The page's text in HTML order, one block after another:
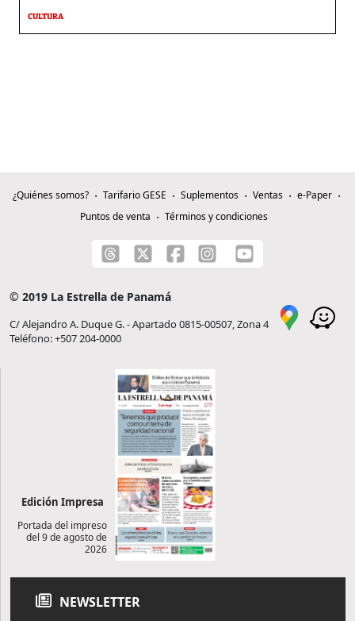
CULTURA
¿Quiénes somos? Tarifario GESE Suplementos Ventas
e-Paper
Puntos de venta
Términos y condiciones
© 2019 La Estrella de Panamá
C/ Alejandro A. Duque G. - Apartado 0815-00507, Zona 4
Teléfono: +507 204-0000
Edición Impresa
Portada del impreso
del 9 de agosto de
2026
NEWSLETTER